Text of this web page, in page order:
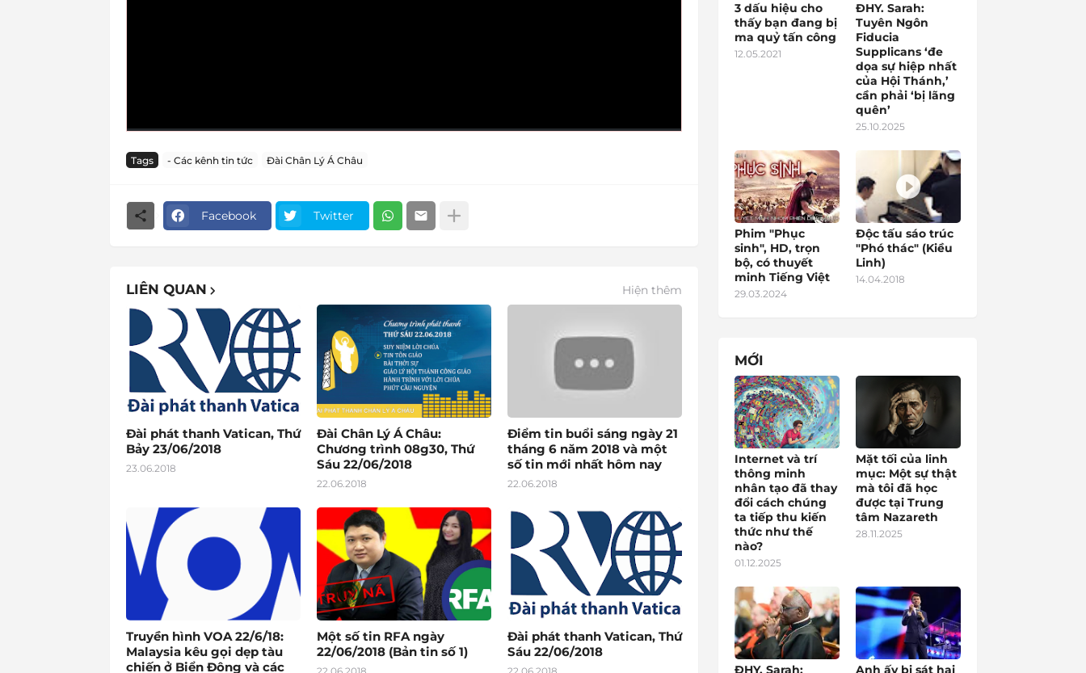
Tags - Các kênh tin tức Đài Chân Lý Á Châu
Facebook Twitter
LIÊN QUAN Hiện thêm
Đài phát thanh Vatican, Thứ
Bảy 23/06/2018
23.06.2018
Đài Chân Lý Á Châu:
Chương trình 08g30, Thứ
Sáu 22/06/2018
22.06.2018
Điểm tin buổi sáng ngày 21
tháng 6 năm 2018 và một
số tin mới nhất hôm nay
22.06.2018
Truyền hình VOA 22/6/18:
Malaysia kêu gọi dẹp tàu
chiến ở Biển Đông và các
Một số tin RFA ngày
22/06/2018 (Bản tin số 1)
Đài phát thanh Vatican, Thứ
Sáu 22/06/2018
3 dấu hiệu cho
thấy bạn đang bị
ma quỷ tấn công
12.05.2021
ĐHY. Sarah:
Tuyên Ngôn
Fiducia
Supplicans ‘đe
dọa sự hiệp nhất
của Hội Thánh,’
cần phải ‘bị lãng
quên’
25.10.2025
Phim "Phục
sinh", HD, trọn
bộ, có thuyết
minh Tiếng Việt
29.03.2024
Độc tấu sáo trúc
"Phó thác" (Kiều
Linh)
14.04.2018
MỚI
Internet và trí
thông minh
nhân tạo đã thay
đổi cách chúng
ta tiếp thu kiến
thức như thế
nào?
01.12.2025
Mặt tối của linh
mục: Một sự thật
mà tôi đã học
được tại Trung
tâm Nazareth
28.11.2025
ĐHY. Sarah:
Anh ấy bị sát hại